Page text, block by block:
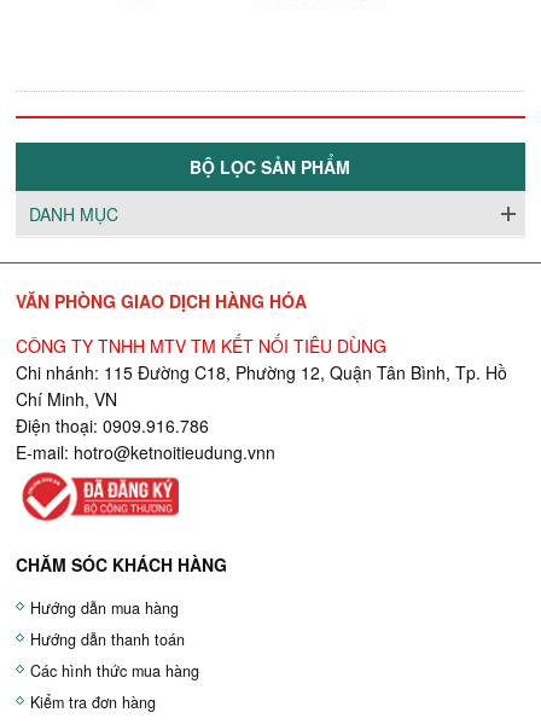
BỘ LỌC SẢN PHẨM
DANH MỤC
VĂN PHÒNG GIAO DỊCH HÀNG HÓA
CÔNG TY TNHH MTV TM KẾT NỐI TIÊU DÙNG
Chi nhánh: 115 Đường C18, Phường 12, Quận Tân Bình, Tp. Hồ
Chí Minh, VN
Điện thoại: 0909.916.786
E-mail: hotro@ketnoitieudung.vnn
CHĂM SÓC KHÁCH HÀNG
Hướng dẫn mua hàng
Hướng dẫn thanh toán
Các hình thức mua hàng
Kiểm tra đơn hàng